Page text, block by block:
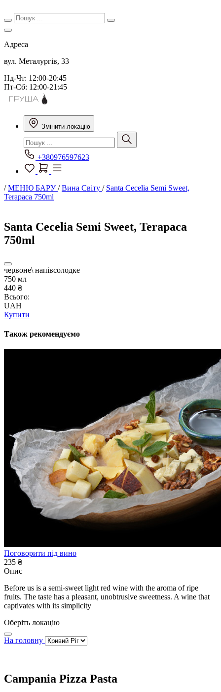
Адреса
вул. Металургів, 33
Нд-Чт: 12:00-20:45
Пт-Сб: 12:00-21:45
Змінити локацію
+380976597623
/МЕНЮ БАРУ/Вина Світу / Santa Cecelia Semi Sweet,
Terapaca 750ml
Santa Cecelia Semi Sweet, Terapaca
750ml
червоне\ напівсолодке
750 мл
440 ₴
Всього:
UAH
Купити
Також рекомендуємо
Поговорити під вино
235 ₴
Опис
Before us is a semi-sweet light red wine with the aroma of ripe
fruits. The taste has a pleasant, unobtrusive sweetness. A wine that
captivates with its simplicity
Оберіть локацію
На головну
Campania Pizza Pasta